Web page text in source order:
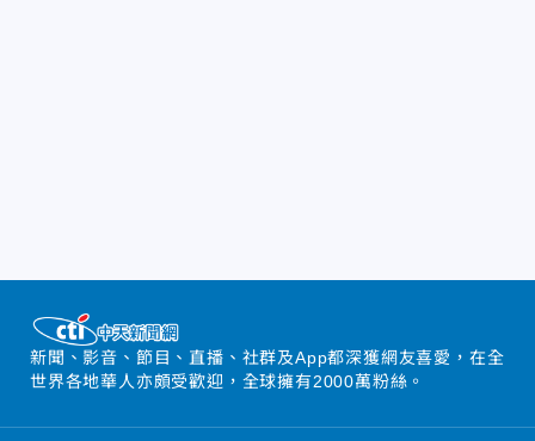
新聞、影音、節目、直播、社群及App都深獲網友喜愛，在全
世界各地華人亦頗受歡迎，全球擁有2000萬粉絲。